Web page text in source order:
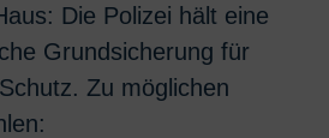
Die Polizei hält eine
Grundsicherung für
Zu möglichen